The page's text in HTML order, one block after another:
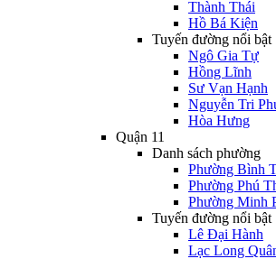
Thành Thái
Hồ Bá Kiện
Tuyến đường nổi bật
Ngô Gia Tự
Hồng Lĩnh
Sư Vạn Hạnh
Nguyễn Tri
Hòa Hưng
Quận 11
Danh sách phường
Phường Bình
Phường Phú
Phường Minh
Tuyến đường nổi bật
Lê Đại Hành
Lạc Long